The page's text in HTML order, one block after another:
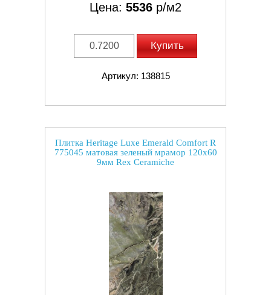
Цена: 5536 р/м2
Купить
Артикул: 138815
Плитка Heritage Luxe Emerald Comfort R
775045 матовая зеленый мрамор 120x60
9мм Rex Ceramiche